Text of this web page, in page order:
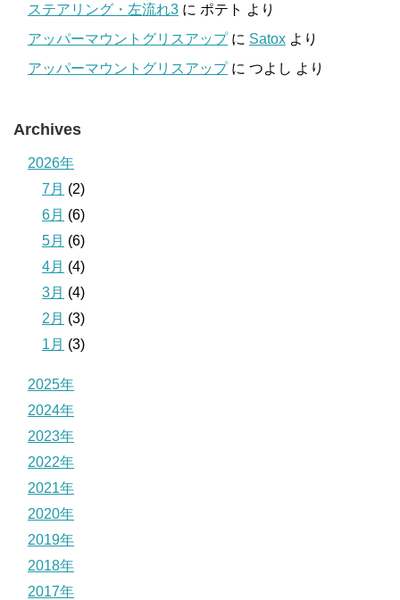
ステアリング・左流れ3 に ポテト より
アッパーマウントグリスアップに Satox より
アッパーマウントグリスアップに つよし より
Archives
2026年
7月 (2)
6月 (6)
5月 (6)
4月 (4)
3月 (4)
2月 (3)
1月 (3)
2025年
2024年
2023年
2022年
2021年
2020年
2019年
2018年
2017年